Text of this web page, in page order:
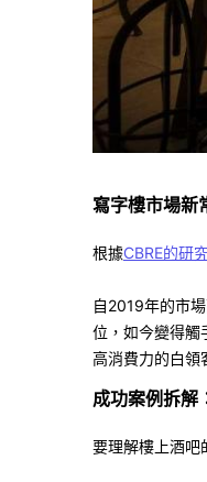
寫字樓市場新
根據CBRE的研
自2019年的市
位，如今變得觸
高消費力的白領
成功案例拆解
要理解樓上酒吧